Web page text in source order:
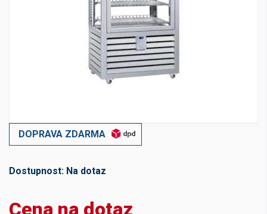
DOPRAVA ZDARMA
Dostupnost: Na dotaz
Cena na dotaz